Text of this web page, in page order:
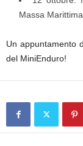
Massa Marittima
Un appuntamento
del MiniEnduro!